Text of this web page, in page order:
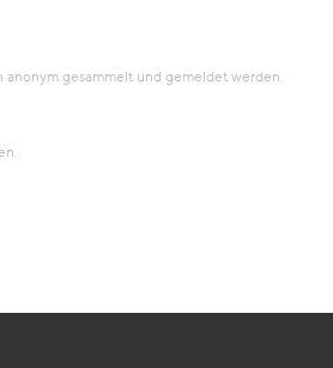
gesammelt und gemeldet werden.